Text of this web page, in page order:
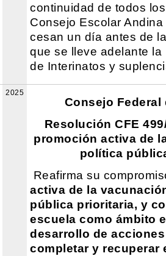
continuidad de todos
Consejo Escolar
cesan un día antes de
que se lleve adelante la
de Interinatos y
2025
Consejo Federal
Resolución CFE
promoción activa de
política
Reafirma su
activa de la
pública prioritaria, y
escuela como ámbito
desarrollo de
completar y recuperar